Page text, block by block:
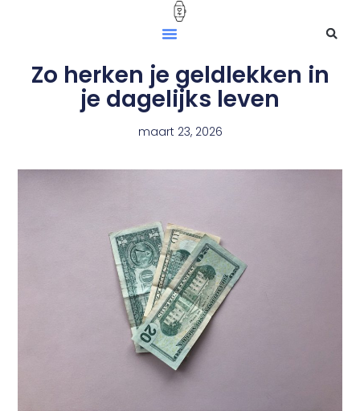
Zo herken je geldlekken in
je dagelijks leven
maart 23, 2026